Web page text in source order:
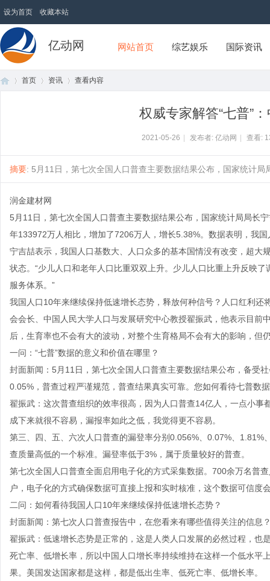
设为首页 收藏本站
亿动网 网站首页 综艺娱乐 国际资讯
首页 资讯 查看内容
权威专家解答“七普”
2021-05-26 发布者: 亿动网 查看:
摘要: 5月11日，第七次全国人口普查主要数据结果公布，国家统计
润金建材网
5月11日，第七次全国人口普查主要数据结果公布，国家统计局局长
年133972万人相比，增加了7206万人，增长5.38%。数据表明，我
宁吉喆表示，我国人口基数大、人口众多的基本国情没有改变，超大
状态。“少儿人口和老年人口比重双双上升。少儿人口比重上升反映
服务体系。”
我国人口10年来继续保持低速增长态势，释放何种信号？人口红利
会会长、中国人民大学人口与发展研究中心教授翟振武，他表示目前
后，生育率也不会有大的波动，对整个生育格局不会有大的影响，但
一问：“七普”数据的意义和价值在哪里？
封面新闻：5月11日，第七次全国人口普查主要数据结果公布，备受
0.05%，普查过程严谨规范，普查结果真实可靠。您如何看待七普数
翟振武：这次普查组织的效率很高，因为人口普查14亿人，一点小
成下来就很不容易，漏报率如此之低，我觉得更不容易。
第三、四、五、六次人口普查的漏登率分别0.056%、0.07%、
查质量高低的一个标准。漏登率低于3%，属于质量较好的普查。
第七次全国人口普查全面启用电子化的方式采集数据。700余万名普
户，电子化的方式确保数据可直接上报和实时核准，这个数据可信度
二问：如何看待我国人口10年来继续保持低速增长态势？
封面新闻：第七次人口普查报告中，在您看来有哪些值得关注的信息
翟振武：低速增长态势是正常的，这是人类人口发展的必然过程，也
死亡率、低增长率，所以中国人口增长率持续维持在这样一个低水平
果。美国发达国家都是这样，都是低出生率、低死亡率、低增长率。